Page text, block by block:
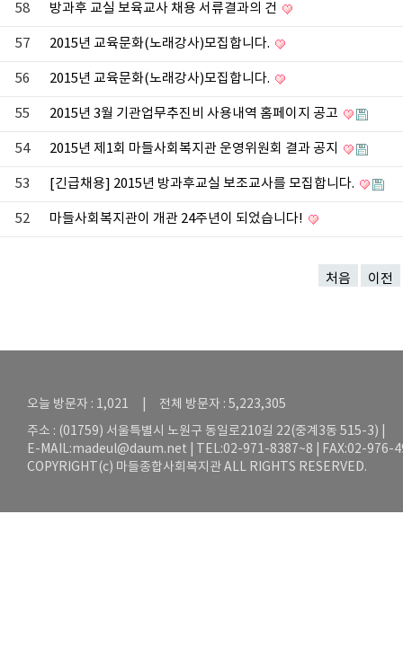
58 방과후 교실 보육교사 채용 서류결과의 건
57 2015년 교육문화(노래강사)모집합니다.
56 2015년 교육문화(노래강사)모집합니다.
55 2015년 3월 기관업무추진비 사용내역 홈페이지 공고
54 2015년 제1회 마들사회복지관 운영위원회 결과 공지
53 [긴급채용] 2015년 방과후교실 보조교사를 모집합니다.
52 마들사회복지관이 개관 24주년이 되었습니다!
처음 이전
오늘 방문자 : 1,021 | 전체 방문자 : 5,223,305
주소 : (01759) 서울특별시 노원구 동일로210길 22(중계3동 515-3) |
E-MAIL:madeul@daum.net | TEL:02-971-8387~8 | FAX:02-976-
COPYRIGHT(c) 마들종합사회복지관 ALL RIGHTS RESERVED.